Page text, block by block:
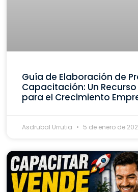
Guía de Elaboración de
Capacitación: Un
para el Crecimiento
Asdrubal Urrutia 5 de enero de